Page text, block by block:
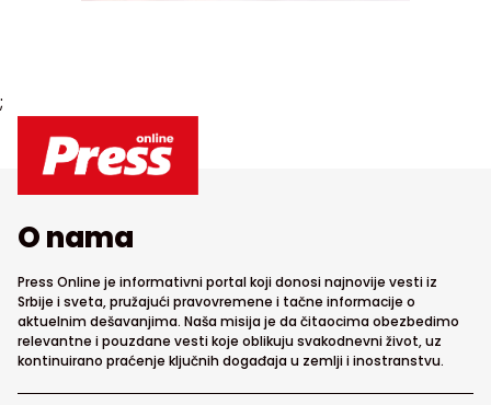
;
O nama
Press Online je informativni portal koji donosi najnovije vesti iz
Srbije i sveta, pružajući pravovremene i tačne informacije o
aktuelnim dešavanjima. Naša misija je da čitaocima obezbedimo
relevantne i pouzdane vesti koje oblikuju svakodnevni život, uz
kontinuirano praćenje ključnih događaja u zemlji i inostranstvu.